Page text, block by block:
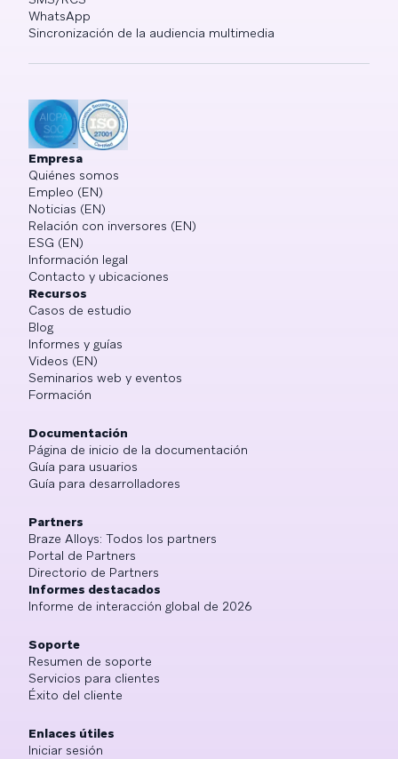
WhatsApp
Sincronización de la audiencia multimedia
Empresa
Quiénes somos
Empleo (EN)
Noticias (EN)
Relación con inversores (EN)
ESG (EN)
Información legal
Contacto y ubicaciones
Recursos
Casos de estudio
Blog
Informes y guías
Videos (EN)
Seminarios web y eventos
Formación
Documentación
Página de inicio de la documentación
Guía para usuarios
Guía para desarrolladores
Partners
Braze Alloys: Todos los partners
Portal de Partners
Directorio de Partners
Informes destacados
Informe de interacción global de 2026
Soporte
Resumen de soporte
Servicios para clientes
Éxito del cliente
Enlaces útiles
Iniciar sesión